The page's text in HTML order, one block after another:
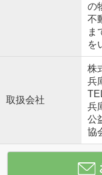
の
不
ま
を
取扱会社
株
兵
兵
公
協